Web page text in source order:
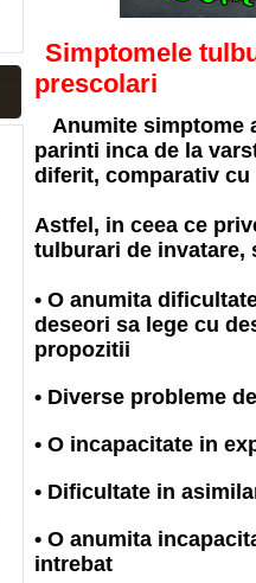
Simptomele
prescolari
Anumite simptome
parinti inca de la
diferit, comparativ
Astfel, in ceea ce
tulburari de invatare,
• O anumita
deseori sa lege cu
propozitii
• Diverse probleme
• O incapacitate in
• Dificultate in
• O anumita
intrebat